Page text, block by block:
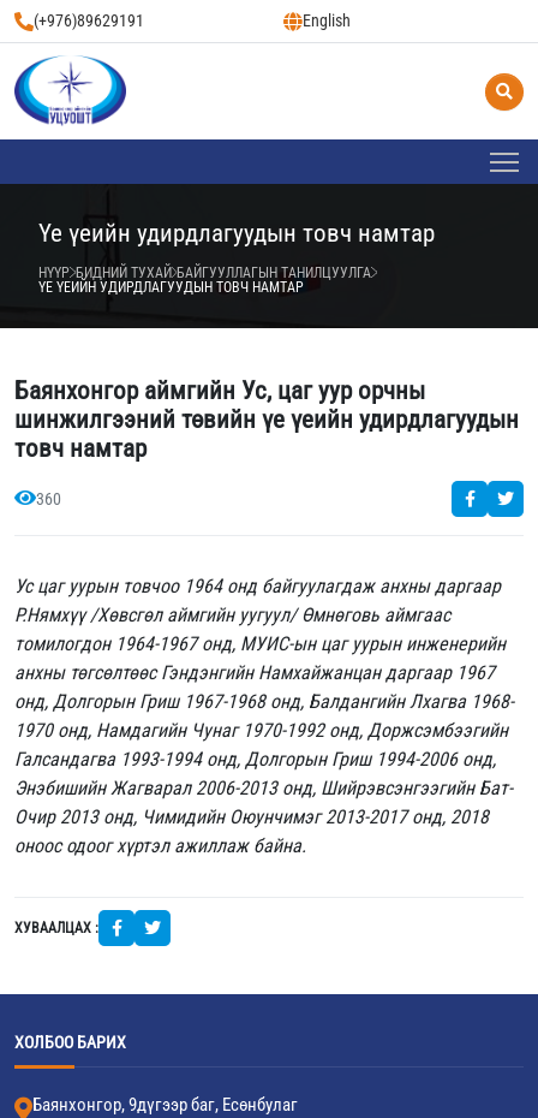
(+976)89629191 English
Үе үеийн удирдлагуудын товч намтар
НҮҮР БИДНИЙ ТУХАЙ БАЙГУУЛЛАГЫН ТАНИЛЦУУЛГА
ҮЕ ҮЕИЙН УДИРДЛАГУУДЫН ТОВЧ НАМТАР
Баянхонгор аймгийн Ус, цаг уур орчны
шинжилгээний төвийн үе үеийн удирдлагуудын
товч намтар
360
Ус цаг уурын товчоо 1964 онд байгуулагдаж анхны даргаар
Р.Нямхүү /Хөвсгөл аймгийн уугуул/ Өмнөговь аймгаас
томилогдон 1964-1967 онд, МУИС-ын цаг уурын инженерийн
анхны төгсөлтөөс Гэндэнгийн Намхайжанцан даргаар 1967
онд, Долгорын Гриш 1967-1968 онд, Балдангийн Лхагва 1968-
1970 онд, Намдагийн Чунаг 1970-1992 онд, Доржсэмбээгийн
Галсандагва 1993-1994 онд, Долгорын Гриш 1994-2006 онд,
Энэбишийн Жагварал 2006-2013 онд, Шийрэвсэнгээгийн Бат-
Очир 2013 онд, Чимидийн Оюунчимэг 2013-2017 онд, 2018
оноос одоог хүртэл ажиллаж байна.
ХУВААЛЦАХ :
ХОЛБОО БАРИХ
Баянхонгор, 9дүгээр баг, Есөнбулаг